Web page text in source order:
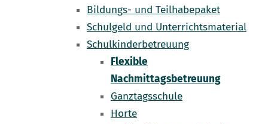
Bildungs- und Teilhabepaket
Schulgeld und Unterrichtsmaterial
Schulkinderbetreuung
Flexible
Nachmittagsbetreuung
Ganztagsschule
Horte